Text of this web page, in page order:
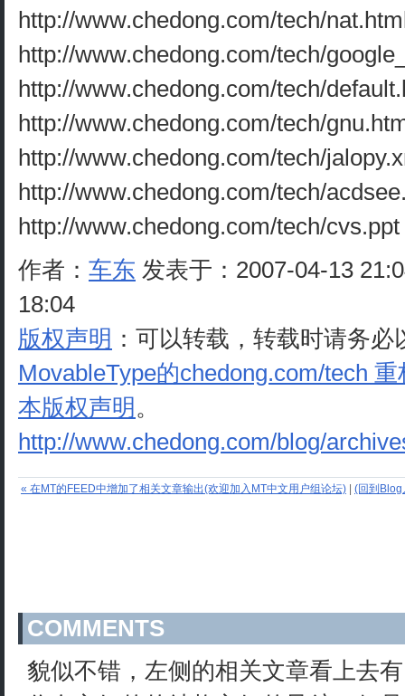
http://www.chedong.com/tech/
http://www.chedong.com/tech/
http://www.chedong.com/tech/
http://www.chedong.com/tech/
http://www.chedong.com/tech/
http://www.chedong.com/tech/
http://www.chedong.com/tech/cvs.ppt
作者： 车东 发表于：2007-04-13
18:04
版权声明 ：可以转载，转载时请务
MovableType的chedong.com/tech 重
本版权声明 。
http://www.chedong.com/blog/
« 在MT的FEED中增加了相关文章输出(欢迎加入MT中文用户组论坛) (回到Blog
COMMENTS
貌似不错，左侧的相关文章看上去